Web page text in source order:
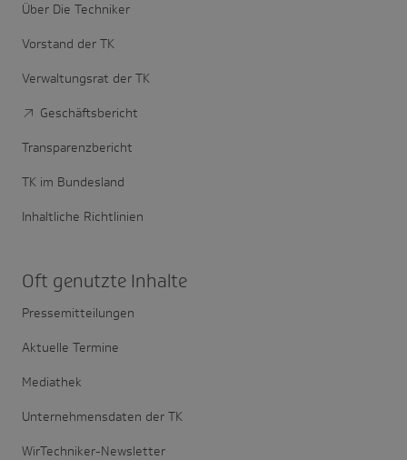
Über Die Techniker
Vorstand der TK
Verwaltungsrat der TK
Geschäftsbericht
Transparenzbericht
TK im Bundesland
Inhaltliche Richtlinien
Oft genutzte Inhalte
Pressemitteilungen
Aktuelle Termine
Mediathek
Unternehmensdaten der TK
WirTechniker-Newsletter